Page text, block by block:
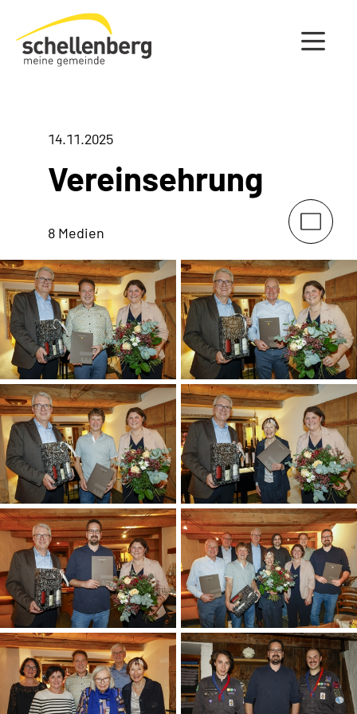
Gemeinde Schellenberg Startseite
14.11.2025
Vereinsehrung
8 Medien